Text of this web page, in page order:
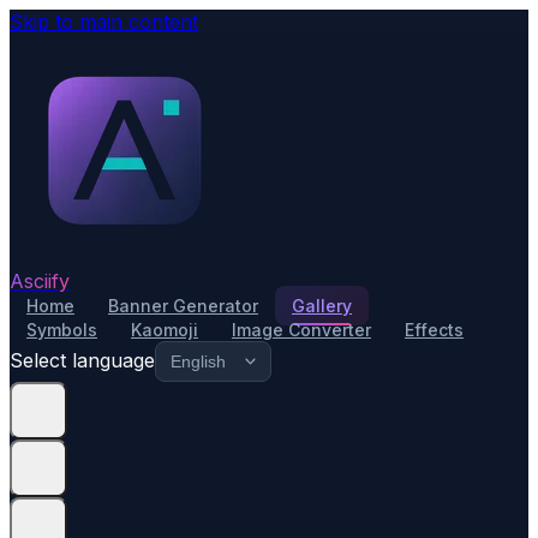
Skip to main content
Asciify
Home Banner Generator
Gallery
Symbols
Kaomoji Image Converter Effects
Select language